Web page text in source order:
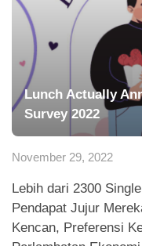
Lunch Actually
Survey 2022
November 29, 2022
Lebih dari 2300
Pendapat Jujur
Kencan, Preferensi